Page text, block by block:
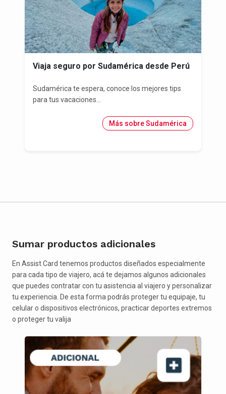
Viaja seguro por Sudamérica desde Perú
Sudamérica te espera, conoce los mejores tips
para tus vacaciones...
Más sobre Sudamérica
Sumar productos adicionales
En Assist Card tenemos productos diseñados especialmente
para cada tipo de viajero, acá te dejamos algunos adicionales
que puedes contratar con tu asistencia al viajero y personalizar
tu experiencia. De esta forma podrás proteger tu equipaje, tu
celular o dispositivos electrónicos, practicar deportes extremos
o proteger tu valija